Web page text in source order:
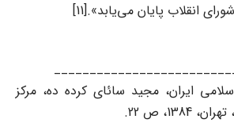
انقلاب پایان می‌یابد».[11]
ایران، مجید سائای کرده ده، مرکز
ص 22.